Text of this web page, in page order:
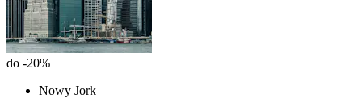
do -20%
Nowy Jork